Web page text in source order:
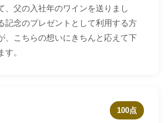
、父の入社年のワインを送りまし
記念のプレゼントとして利用する方
、こちらの想いにきちんと応えて下
。
100点